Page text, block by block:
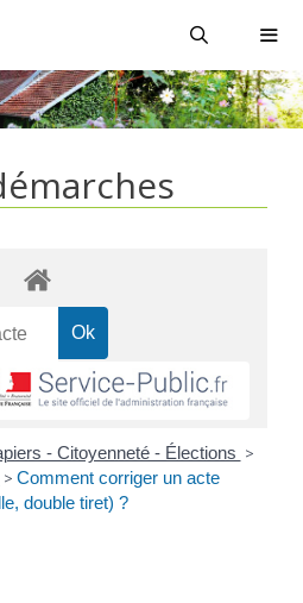
- Citoyenneté - Élections >
> Comment corriger un acte
double tiret) ?